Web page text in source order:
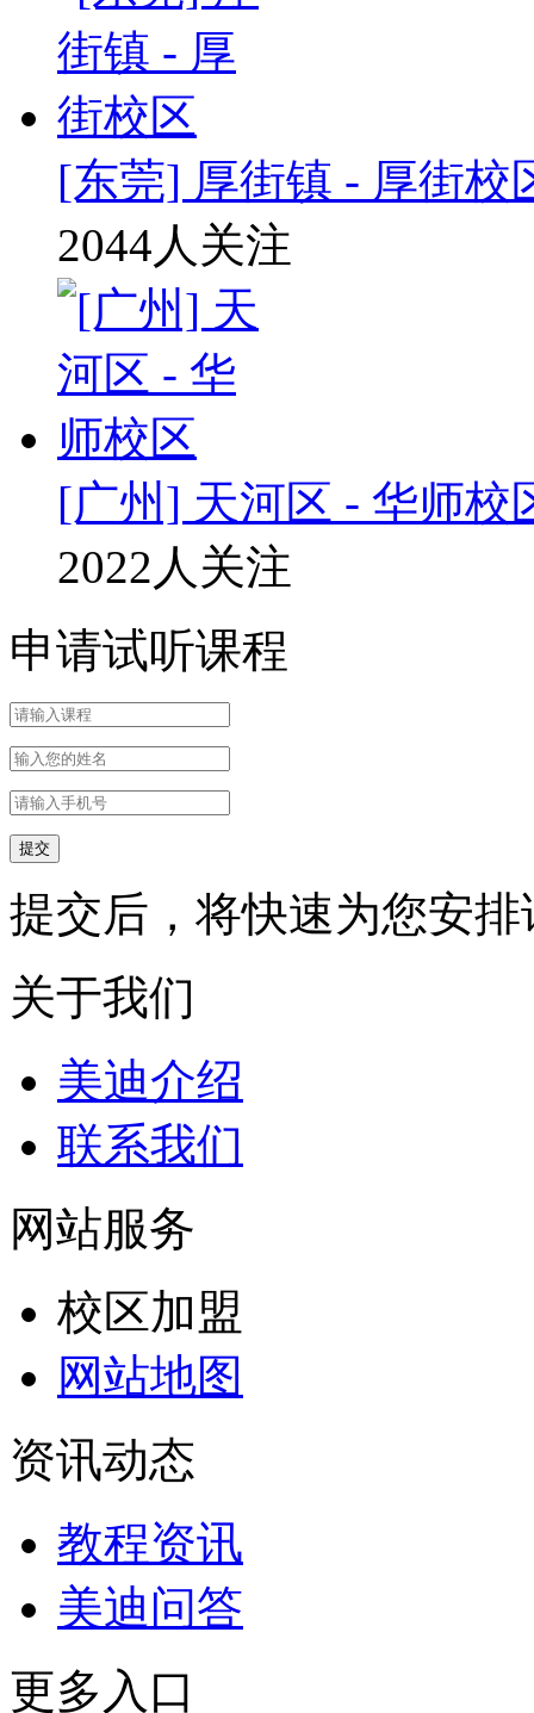
[东莞] 厚街镇 - 厚街校
2044人关注
[广州] 天河区 - 华师校
2022人关注
申请试听课程
提交后，将快速为您安
关于我们
美迪介绍
联系我们
网站服务
校区加盟
网站地图
资讯动态
教程资讯
美迪问答
更多入口